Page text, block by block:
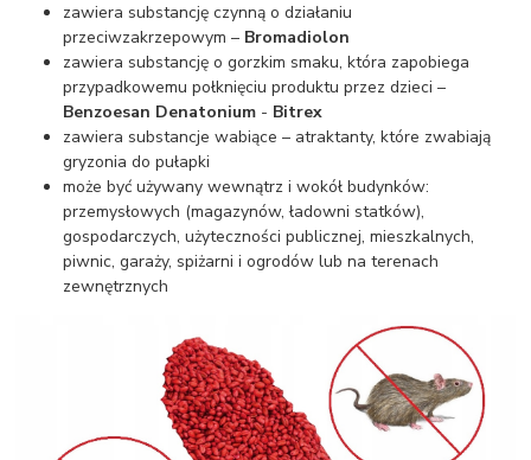
zawiera substancję czynną o działaniu
przeciwzakrzepowym – Bromadiolon
zawiera substancję o gorzkim smaku, która zapobiega
przypadkowemu połknięciu produktu przez dzieci –
Benzoesan Denatonium - Bitrex
zawiera substancje wabiące – atraktanty, które zwabiają
gryzonia do pułapki
może być używany wewnątrz i wokół budynków:
przemysłowych (magazynów, ładowni statków),
gospodarczych, użyteczności publicznej, mieszkalnych,
piwnic, garaży, spiżarni i ogrodów lub na terenach
zewnętrznych